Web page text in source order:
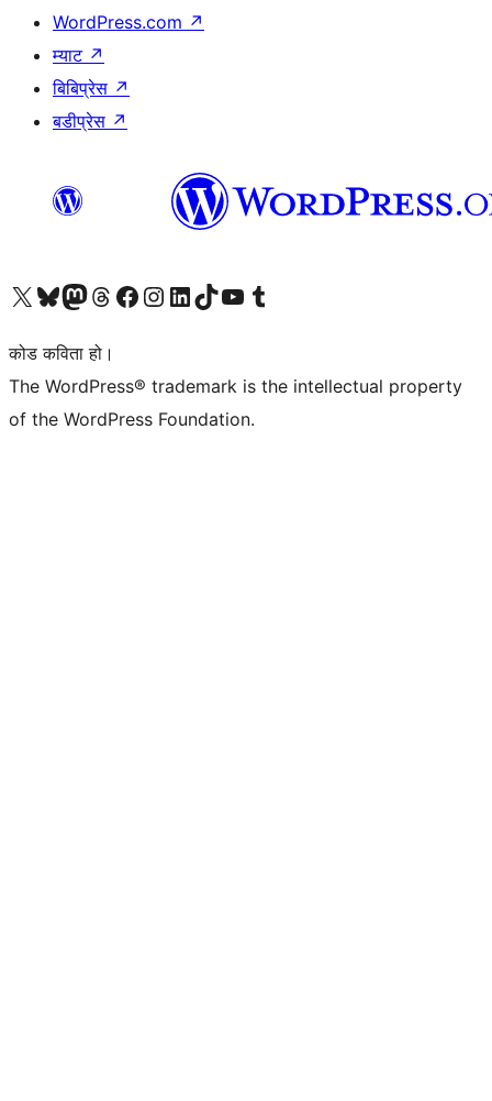
WordPress.com ↗
म्याट ↗
बिबिप्रेस ↗
बडीप्रेस ↗
हाम्रो X (पहिले ट्विटर) खातामा जानुहोस्
हाम्रो Bluesky खाता भ्रमण गर्नुहोस्
हाम्रो म्यास्टोडन खाता भ्रमण गर्नुहोस्
हाम्रो थ्रेड्स खातामा जानुहोस्
हाम्रो फेसबुक पेजमा जानुहोस्
हाम्रो इन्स्टाग्राम खातामा जानुहोस्
हाम्रो लिङ्क्डइन खातामा जानुहोस्
हाम्रो TikTok खाता भ्रमण गर्नुहोस्
हाम्रो युट्युब च्यानलमा जानुहोस्
हाम्रो टम्बलर खाता भ्रमण गर्नुहोस्
कोड कविता हो।
The WordPress® trademark is the intellectual property
of the WordPress Foundation.